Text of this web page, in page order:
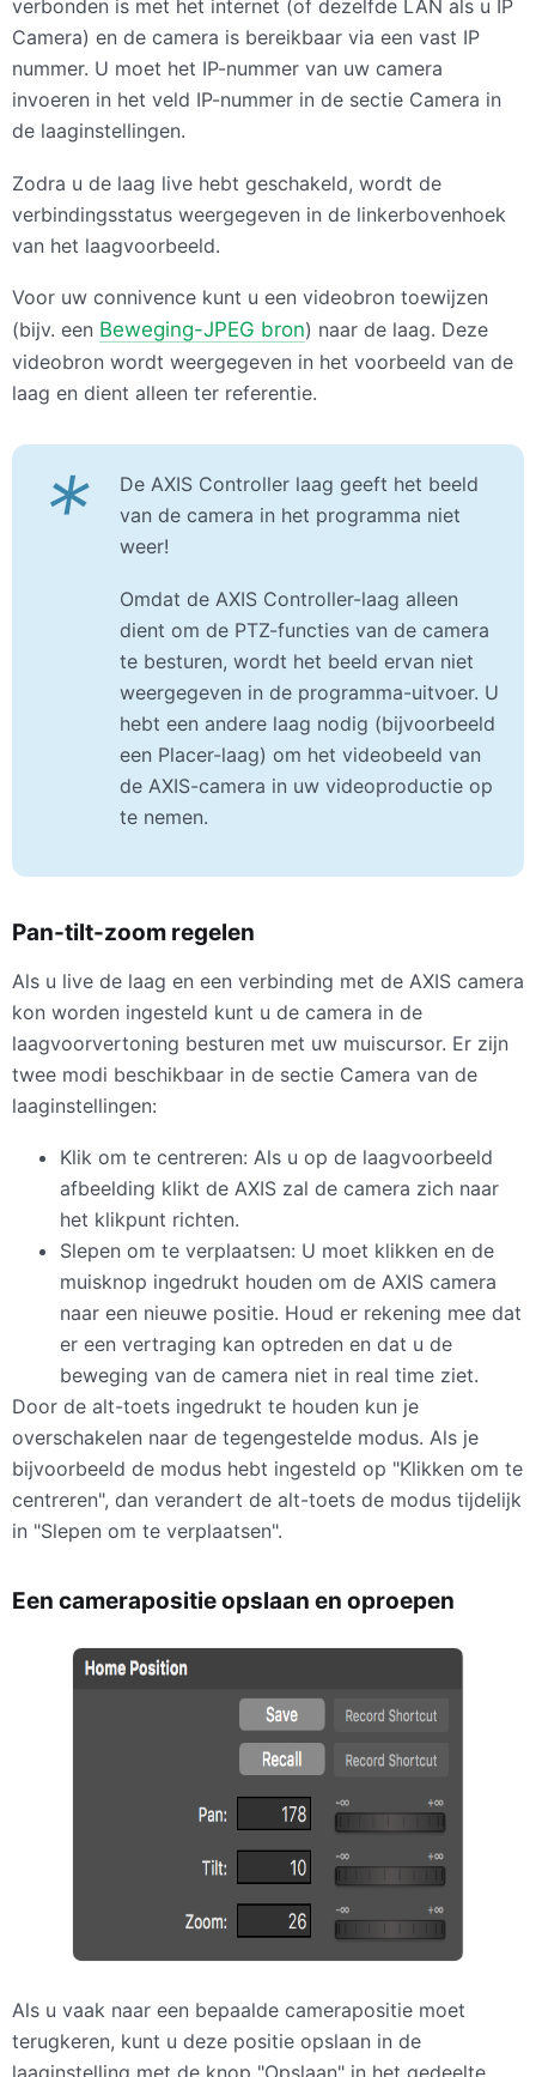
verbonden is met het internet (of dezelfde LAN als u IP
Camera) en de camera is bereikbaar via een vast IP
nummer. U moet het IP-nummer van uw camera
invoeren in het veld IP-nummer in de sectie Camera in
de laaginstellingen.
Zodra u de laag live hebt geschakeld, wordt de
verbindingsstatus weergegeven in de linkerbovenhoek
van het laagvoorbeeld.
Voor uw connivence kunt u een videobron toewijzen
(bijv. een Beweging-JPEG bron) naar de laag. Deze
videobron wordt weergegeven in het voorbeeld van de
laag en dient alleen ter referentie.
*
De AXIS Controller laag geeft het beeld
van de camera in het programma niet
weer!
Omdat de AXIS Controller-laag alleen
dient om de PTZ-functies van de camera
te besturen, wordt het beeld ervan niet
weergegeven in de programma-uitvoer. U
hebt een andere laag nodig (bijvoorbeeld
een Placer-laag) om het videobeeld van
de AXIS-camera in uw videoproductie op
te nemen.
Pan-tilt-zoom regelen
Als u live de laag en een verbinding met de AXIS camera
kon worden ingesteld kunt u de camera in de
laagvoorvertoning besturen met uw muiscursor. Er zijn
twee modi beschikbaar in de sectie Camera van de
laaginstellingen:
Klik om te centreren: Als u op de laagvoorbeeld
afbeelding klikt de AXIS zal de camera zich naar
het klikpunt richten.
Slepen om te verplaatsen: U moet klikken en de
muisknop ingedrukt houden om de AXIS camera
naar een nieuwe positie. Houd er rekening mee dat
er een vertraging kan optreden en dat u de
beweging van de camera niet in real time ziet.
Door de alt-toets ingedrukt te houden kun je
overschakelen naar de tegengestelde modus. Als je
bijvoorbeeld de modus hebt ingesteld op "Klikken om te
centreren", dan verandert de alt-toets de modus tijdelijk
in "Slepen om te verplaatsen".
Een camerapositie opslaan en oproepen
Als u vaak naar een bepaalde camerapositie moet
terugkeren, kunt u deze positie opslaan in de